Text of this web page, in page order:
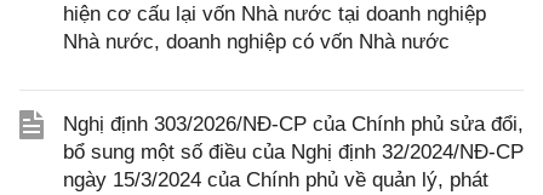
hiện cơ cấu lại vốn Nhà nước tại doanh nghiệp
Nhà nước, doanh nghiệp có vốn Nhà nước
Nghị định 303/2026/NĐ-CP của Chính phủ sửa đổi,
bổ sung một số điều của Nghị định 32/2024/NĐ-CP
ngày 15/3/2024 của Chính phủ về quản lý, phát